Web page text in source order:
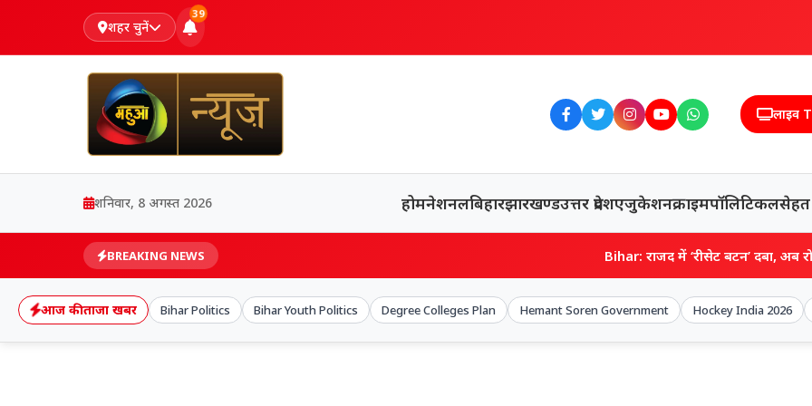
शहर चुनें
39
लाइव
शनिवार, 8 अगस्त 2026 होमनेशनलबिहारझारखण्डउत्तर प्रदेशएजुकेशनक्राइमपॉलिटिकलसेहत
BREAKING NEWS Bihar: राजद में ‘रीसेट बटन’ दबा, अब रोहिणी की सलाह
आज की ताजा खबर Bihar Politics Bihar Youth Politics Degree Colleges Plan Hemant Soren Government Hockey India 2026